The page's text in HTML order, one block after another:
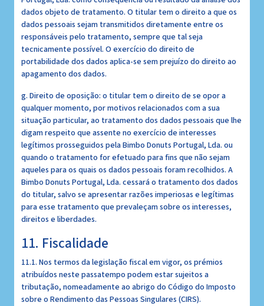
dados objeto de tratamento. O titular tem o direito a que os
dados pessoais sejam transmitidos diretamente entre os
responsáveis pelo tratamento, sempre que tal seja
tecnicamente possível. O exercício do direito de
portabilidade dos dados aplica-se sem prejuízo do direito ao
apagamento dos dados.
g. Direito de oposição: o titular tem o direito de se opor a
qualquer momento, por motivos relacionados com a sua
situação particular, ao tratamento dos dados pessoais que lhe
digam respeito que assente no exercício de interesses
legítimos prosseguidos pela Bimbo Donuts Portugal, Lda. ou
quando o tratamento for efetuado para fins que não sejam
aqueles para os quais os dados pessoais foram recolhidos. A
Bimbo Donuts Portugal, Lda. cessará o tratamento dos dados
do titular, salvo se apresentar razões imperiosas e legítimas
para esse tratamento que prevaleçam sobre os interesses,
direitos e liberdades.
11. Fiscalidade
11.1. Nos termos da legislação fiscal em vigor, os prémios
atribuídos neste passatempo podem estar sujeitos a
tributação, nomeadamente ao abrigo do Código do Imposto
sobre o Rendimento das Pessoas Singulares (CIRS).